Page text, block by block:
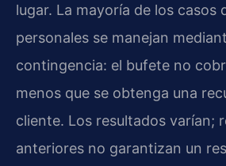
lugar. La mayoría de los casos
personales se manejan
contingencia: el bufete no
menos que se obtenga una
cliente. Los resultados varían;
anteriores no garantizan un